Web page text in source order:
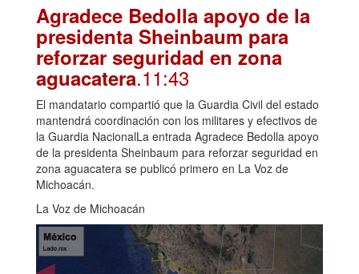
Agradece Bedolla apoyo de la
presidenta Sheinbaum para
reforzar seguridad en zona
aguacatera.11:43
El mandatario compartió que la Guardia Civil del estado
mantendrá coordinación con los militares y efectivos de
la Guardia NacionalLa entrada Agradece Bedolla apoyo
de la presidenta Sheinbaum para reforzar seguridad en
zona aguacatera se publicó primero en La Voz de
Michoacán.
La Voz de Michoacán